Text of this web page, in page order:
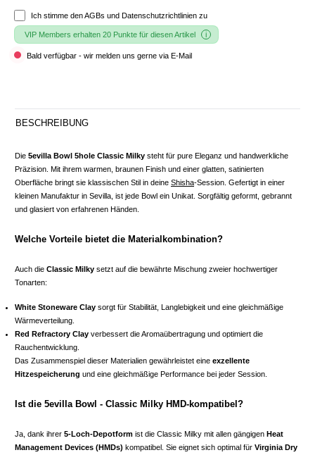
Ich stimme denAGBs und Datenschutzrichtlinien zu
VIP Members erhalten 20 Punkte für diesen Artikel
Bald verfügbar - wir melden uns gerne via E-Mail
BESCHREIBUNG
Die 5evilla Bowl 5hole Classic Milky steht für pure Eleganz und handwerkliche
Präzision. Mit ihrem warmen, braunen Finish und einer glatten, satinierten
Oberfläche bringt sie klassischen Stil in deine Shisha-Session. Gefertigt in einer
kleinen Manufaktur in Sevilla, ist jede Bowl ein Unikat. Sorgfältig geformt, gebrannt
und glasiert von erfahrenen Händen.
Welche Vorteile bietet die Materialkombination?
Auch die Classic Milky setzt auf die bewährte Mischung zweier hochwertiger
Tonarten:
White Stoneware Clay sorgt für Stabilität, Langlebigkeit und eine gleichmäßige
Wärmeverteilung.
Red Refractory Clay verbessert die Aromaübertragung und optimiert die
Rauchentwicklung.
Das Zusammenspiel dieser Materialien gewährleistet eine exzellente
Hitzespeicherung und eine gleichmäßige Performance bei jeder Session.
Ist die 5evilla Bowl - Classic Milky HMD-kompatibel?
Ja, dank ihrer 5-Loch-Depotform ist die Classic Milky mit allen gängigen Heat
Management Devices (HMDs) kompatibel. Sie eignet sich optimal für Virginia Dry